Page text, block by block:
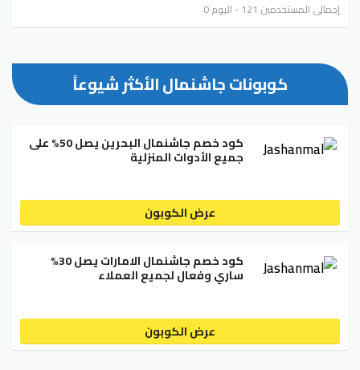
إجمالي المستخدمين 121 - اليوم 0
كوبونات جاشنمال الأكثر شيوعاً
كود خصم جاشنمال البحرين يصل 50% على
جميع الأدوات المنزلية
عرض الكوبون
كود خصم جاشنمال الامارات يصل 30%
ساري وفعال لجميع العملاء
عرض الكوبون